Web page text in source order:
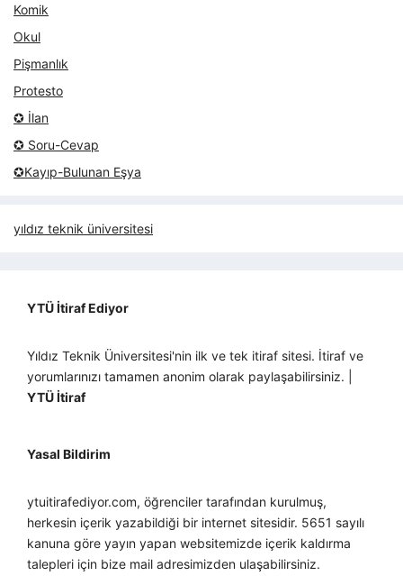
Komik
Okul
Pişmanlık
Protesto
✪ İlan
✪ Soru-Cevap
✪Kayıp-Bulunan Eşya
yıldız teknik üniversitesi
YTÜ İtiraf Ediyor
Yıldız Teknik Üniversitesi'nin ilk ve tek itiraf sitesi. İtiraf ve
yorumlarınızı tamamen anonim olarak paylaşabilirsiniz. |
YTÜ İtiraf
Yasal Bildirim
ytuitirafediyor.com, öğrenciler tarafından kurulmuş,
herkesin içerik yazabildiği bir internet sitesidir. 5651 sayılı
kanuna göre yayın yapan websitemizde içerik kaldırma
talepleri için bize mail adresimizden ulaşabilirsiniz.